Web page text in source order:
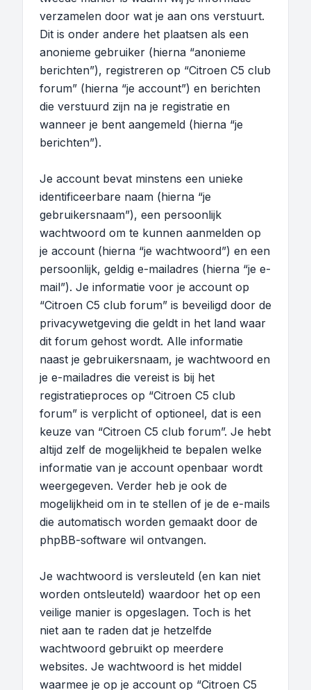
verzamelen door wat je aan ons verstuurt.
Dit is onder andere het plaatsen als een
anonieme gebruiker (hierna “anonieme
berichten”), registreren op “Citroen C5 club
forum” (hierna “je account”) en berichten
die verstuurd zijn na je registratie en
wanneer je bent aangemeld (hierna “je
berichten”).
Je account bevat minstens een unieke
identificeerbare naam (hierna “je
gebruikersnaam”), een persoonlijk
wachtwoord om te kunnen aanmelden op
je account (hierna “je wachtwoord”) en een
persoonlijk, geldig e-mailadres (hierna “je e-
mail”). Je informatie voor je account op
“Citroen C5 club forum” is beveiligd door de
privacywetgeving die geldt in het land waar
dit forum gehost wordt. Alle informatie
naast je gebruikersnaam, je wachtwoord en
je e-mailadres die vereist is bij het
registratieproces op “Citroen C5 club
forum” is verplicht of optioneel, dat is een
keuze van “Citroen C5 club forum”. Je hebt
altijd zelf de mogelijkheid te bepalen welke
informatie van je account openbaar wordt
weergegeven. Verder heb je ook de
mogelijkheid om in te stellen of je de e-mails
die automatisch worden gemaakt door de
phpBB-software wil ontvangen.
Je wachtwoord is versleuteld (en kan niet
worden ontsleuteld) waardoor het op een
veilige manier is opgeslagen. Toch is het
niet aan te raden dat je hetzelfde
wachtwoord gebruikt op meerdere
websites. Je wachtwoord is het middel
waarmee je op je account op “Citroen C5